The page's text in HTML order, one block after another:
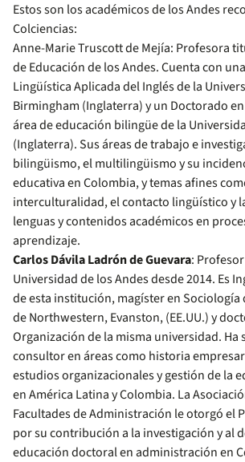
Estos son los académicos de los Andes
Colciencias:
Anne-Marie Truscott de Mejía: Profesora
de Educación de los Andes. Cuenta con
Lingüística Aplicada del Inglés de la
Birmingham (Inglaterra) y un Doctorado
área de educación bilingüe de la
(Inglaterra). Sus áreas de trabajo e
bilingüismo, el multilingüismo y su
educativa en Colombia, y temas afines
interculturalidad, el contacto lingüístico y
lenguas y contenidos académicos en
aprendizaje.
Carlos Dávila Ladrón de Guevara:
Universidad de los Andes desde 2014. Es
de esta institución, magíster en Sociología
de Northwestern, Evanston, (EE.UU.) y
Organización de la misma universidad. Ha
consultor en áreas como historia
estudios organizacionales y gestión de la
en América Latina y Colombia. La
Facultades de Administración le otorgó el
por su contribución a la investigación y al
educación doctoral en administración en